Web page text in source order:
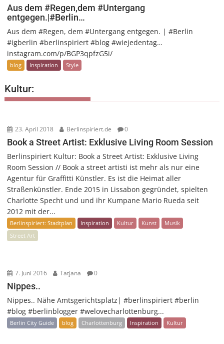
Aus dem #Regen,dem #Untergang
entgegen.|#Berlin…
Aus dem #Regen, dem #Untergang entgegen. | #Berlin
#igberlin #berlinspiriert #blog #wiejedentag…
instagram.com/p/BGP3qpfzG5i/
blog Inspiration Style
Kultur:
23. April 2018 Berlinspiriert.de 0
Book a Street Artist: Exklusive Living Room Session
Berlinspiriert Kultur: Book a Street Artist: Exklusive Living
Room Session // Book a street artisti ist mehr als nur eine
Agentur für Graffitti Künstler. Es ist die Heimat aller
Straßenkünstler. Ende 2015 in Lissabon gegründet, spielten
Charlotte Specht und und ihr Kumpane Mario Rueda seit
2012 mit der...
Berlinspiriert: Stadtplan Inspiration Kultur Kunst
Musik
Street Art
7. Juni 2016 Tatjana 0
Nippes..
Nippes.. Nähe Amtsgerichtsplatz| #berlinspiriert #berlin
#blog #berlinblogger #welovecharlottenburg...
Berlin City Guide blog Charlottenburg Inspiration Kultur